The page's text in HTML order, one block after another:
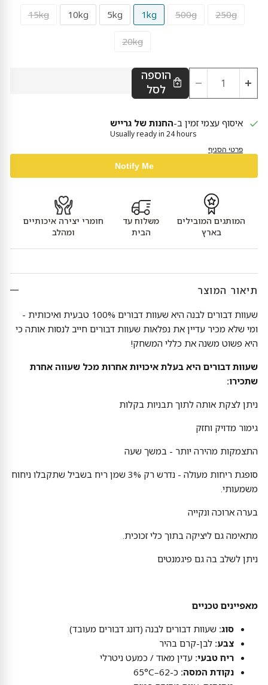
250g
500g
1kg
5kg
10kg
15kg
20kg
הוספה
לסל
איסוף עצמי זמין ב-החנות של גרייש
Usually ready in 24 hours
פרטי הסניף
Notify Me
המותגים המובילים
בארץ
משלוח עד
הבית
חומרי יצירה איכותיים
ומהלב
תיאור המוצר
שעוות דבורים לבנה היא שעוות דבורים 100% טבעית ואיכותית -
ומי שלא מכיר עדיין את נפלאות שעוות דבורים חייב לנסות אותה כי
היא פשוט משנה את כללי המשחק!
שעוות דבורים היא בעלת איכויות אחרות מכל שעווה אחרת
שתכירו:
ניתן לצקת אותה לתוך תבניות בקלות
גימור מדויק וחזק
התצמקות מהירה יותר - במשך שעה
סופגת ריחות מעולה - נדרש רק 3% שמן ריח בשביל שתקבלו ניחוח
משמעותי.
בערה ארוכה ונקייה
מתאימה גם ליציקה בתוך כלי זכוכית.
ניתן לשלב בה גם פיגמנטים
מאפיינים טכניים
סוג: שעוות דבורים לבנה (דונג דבורים מעובד)
צבע: לבן-קרם בהיר
ריח טבעי: עדין מאוד / כמעט ניטרלי
נקודת המסה: כ-62–65°C